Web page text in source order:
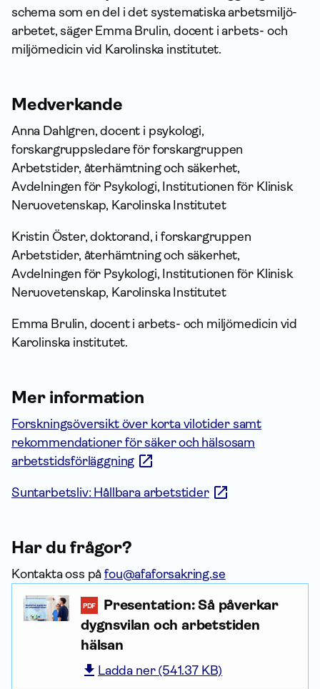
schema som en del i det systematiska arbets­miljö­
arbetet, säger Emma Brulin, docent i arbets- och
miljömedicin vid Karolinska institutet.
Medverkande
Anna Dahlgren, docent i psykologi,
forskargruppsledare för forskargruppen
Arbetstider, återhämtning och säkerhet,
Avdelningen för Psykologi, Institutionen för Klinisk
Neruovetenskap, Karolinska Institutet
Kristin Öster, doktorand, i forskargruppen
Arbetstider, återhämtning och säkerhet,
Avdelningen för Psykologi, Institutionen för Klinisk
Neruovetenskap, Karolinska Institutet
Emma Brulin, docent i arbets- och miljömedicin vid
Karolinska institutet.
Mer infor­mation
Forskningsöversikt över korta vilotider samt
rekommendationer för säker och hälsosam
arbetstidsförläggning
Suntarbetsliv: Hållbara arbetstider
Har du frågor?
Kontakta oss påfou@afaforsakring.se
PDF
Presentation: Så påverkar
dygnsvilan och arbets­tiden
hälsan
Ladda ner (541.37 KB)